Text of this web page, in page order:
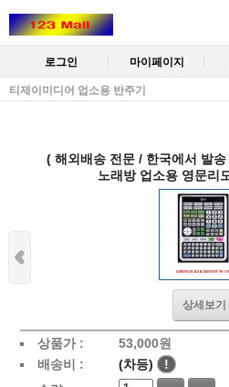
로그인 마이페이지
티제이미디어 업소용 반주기
( 해외배송 전문 / 한국에서 발
노래방 업소용 영문리
상세보기
상품가 :
53,000원
배송비 :
(차등)
!